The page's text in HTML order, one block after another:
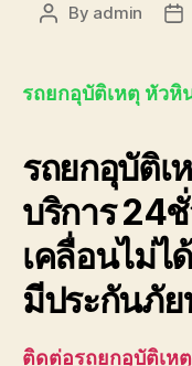
Post
By admin
รถยกอุบัติเหตุ หัวหิ
รถยกอุบัติเ
บริการ 24
เคลื่อนไม่ไ
มีประกันภั
ติดต่อรถยกอุบัติเห